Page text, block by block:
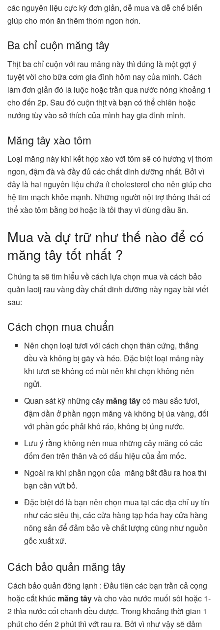
các nguyên liệu cực kỳ đơn giản, dễ mua và dễ chế biến
giúp cho món ăn thêm thơm ngon hơn.
Ba chỉ cuộn măng tây
Thịt ba chỉ cuộn với rau măng này thì đúng là một gợi ý
tuyệt vời cho bữa cơm gia đình hôm nay của mình. Cách
làm đơn giản đó là luộc hoặc trần qua nước nóng khoảng 1
cho đến 2p. Sau đó cuộn thịt và bạn có thể chiên hoặc
nướng tùy vào sở thích của mình hay gia đình mình.
Măng tây xào tôm
Loại măng này khi kết hợp xào với tôm sẽ có hương vị thơm
ngon, đậm đà và đầy đủ các chất dinh dưỡng nhất. Bởi vì
đây là hai nguyên liệu chứa ít cholesterol cho nên giúp cho
hệ tim mạch khỏe mạnh. Những người nội trợ thông thái có
thể xào tôm bằng bơ hoặc là tỏi thay vì dùng dầu ăn.
Mua và dự trữ như thế nào để có
măng tây tốt nhất ?
Chúng ta sẽ tìm hiểu về cách lựa chọn mua và cách bảo
quản laoij rau vàng đầy chất dinh dưỡng này ngay bài viết
sau:
Cách chọn mua chuẩn
Nên chọn loại tươi với cách chọn thân cứng, thẳng
đều và không bị gãy và héo. Đặc biệt loại măng này
khi tươi sẽ không có mùi nên khi chọn không nên
ngửi.
Quan sát kỹ những cây măng tâycó màu sắc tươi,
đậm dần ở phần ngọn măng và không bị úa vàng, đối
với phần gốc phải khô ráo, không bị úng nước.
Lưu ý rằng không nên mua những cây măng có các
đốm đen trên thân và có dấu hiệu của ẩm mốc.
Ngoài ra khi phần ngọn của măng bắt đầu ra hoa thì
bạn cần vứt bỏ.
Đặc biệt đó là bạn nên chọn mua tại các địa chỉ uy tín
như các siêu thị, các cửa hàng tạp hóa hay cửa hàng
nông sản để đảm bảo về chất lượng cũng như nguồn
gốc xuất xứ.
Cách bảo quản măng tây
Cách bảo quản đông lạnh : Đầu tiên các bạn trần cả cọng
hoặc cắt khúc măng tâyvà cho vào nước muối sôi hoặc 1-
2 thìa nước cốt chanh đều được. Trong khoảng thời gian 1
phút cho đến 2 phút thì vớt rau ra. Bởi vì như vậy sẽ đảm